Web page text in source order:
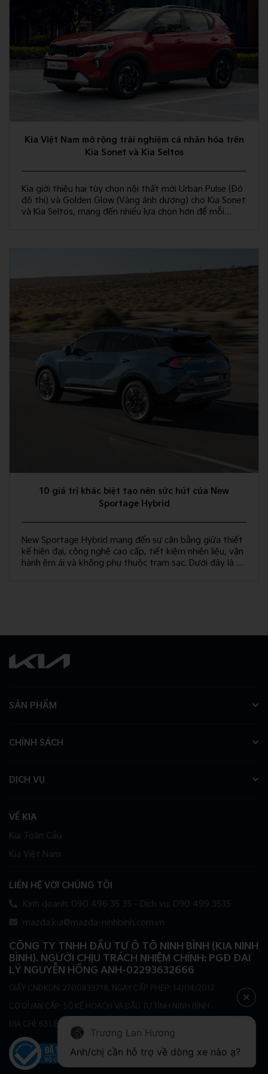
Kia Việt Nam mở rộng trải nghiệm cá nhân hóa trên
Kia Sonet và Kia Seltos
Kia giới thiệu hai tùy chọn nội thất mới Urban Pulse (Đỏ
đô thị) và Golden Glow (Vàng ánh dương) cho Kia Sonet
và Kia Seltos, mang đến nhiều lựa chọn hơn để mỗi
10 giá trị khác biệt tạo nên sức hút của New
Sportage Hybrid
New Sportage Hybrid mang đến sự cân bằng giữa thiết
kế hiện đại, công nghệ cao cấp, tiết kiệm nhiên liệu, vận
hành êm ái và không phụ thuộc trạm sạc. Dưới đây là 10
SẢN PHẨM
CHÍNH SÁCH
DỊCH VỤ
VỀ KIA
Kia Toàn Cầu
Kia Việt Nam
LIÊN HỆ VỚI CHÚNG TÔI
Kinh doanh: 090 496 35 35 - Dịch vụ: 090 499 3535
mazda.kia@mazda-ninhbinh.com.vn
CÔNG TY TNHH ĐẦU TƯ Ô TÔ NINH BÌNH (KIA NINH
BÌNH). NGƯỜI CHỊU TRÁCH NHIỆM CHÍNH: PGĐ ĐẠI
LÝ NGUYỄN HỒNG ANH-02293632666
GIẤY CNĐKDN: 2700839718. NGÀY CẤP PHÉP: 14/04/2017
CƠ QUAN CẤP: SỞ KẾ HOẠCH VÀ ĐẦU TƯ TỈNH NINH BÌNH
ĐỊA CHỈ: 63 LÊ ĐẠI HÀNH, PHƯỜNG HOA LƯ, TỈNH NINH BÌNH
Trương Lan Hương